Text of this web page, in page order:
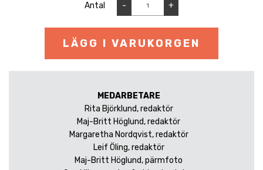
Antal - +
LÄGG I VARUKORGEN
MEDARBETARE
Rita Björklund, redaktör
Maj-Britt Höglund, redaktör
Margaretha Nordqvist, redaktör
Leif Öling, redaktör
Maj-Britt Höglund, pärmfoto